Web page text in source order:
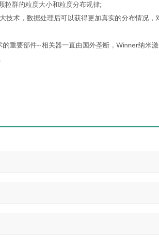
粒群的粒度大小和粒度分布规律;
技术，数据处理后可以获得更加真实的分布情况，
重要部件--相关器一直由国外垄断，Winner纳米